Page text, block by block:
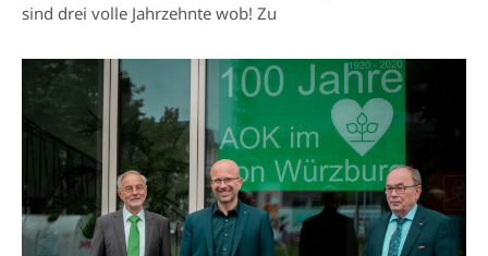
sind drei volle Jahrzehnte wob! Zu